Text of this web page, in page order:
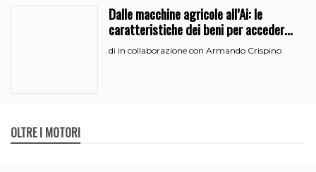
Dalle macchine agricole all’Ai: le
caratteristiche dei beni per accedere
all’iperammortamento
di in collaborazione con Armando Crispino
OLTRE I MOTORI